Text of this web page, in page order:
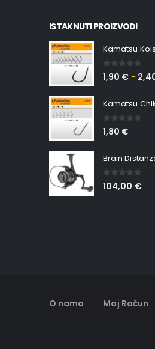
ISTAKNUTI PROIZVODI
Kamatsu
0 out of 5
1,90 € –
Kamatsu
0 out of 5
1,80 €
Brain
0out of 5
104,00 €
O nama Moj Račun